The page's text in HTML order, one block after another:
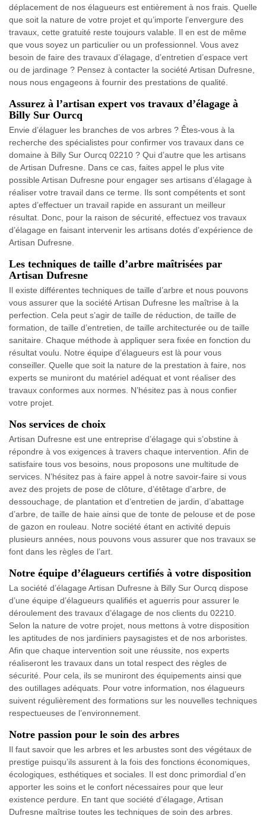
déplacement de nos élagueurs est entièrement à nos frais. Quelle
que soit la nature de votre projet et qu’importe l’envergure des
travaux, cette gratuité reste toujours valable. Il en est de même
que vous soyez un particulier ou un professionnel. Vous avez
besoin de faire des travaux d’élagage, d’entretien d’espace vert
ou de jardinage ? Pensez à contacter la société Artisan Dufresne,
nous nous engageons à fournir des prestations de qualité.
Assurez à l’artisan expert vos travaux d’élagage à
Billy Sur Ourcq
Envie d’élaguer les branches de vos arbres ? Êtes-vous à la
recherche des spécialistes pour confirmer vos travaux dans ce
domaine à Billy Sur Ourcq 02210 ? Qui d’autre que les artisans
de Artisan Dufresne. Dans ce cas, faites appel le plus vite
possible Artisan Dufresne pour engager ses artisans d’élagage à
réaliser votre travail dans ce terme. Ils sont compétents et sont
aptes d’effectuer un travail rapide en assurant un meilleur
résultat. Donc, pour la raison de sécurité, effectuez vos travaux
d’élagage en faisant intervenir les artisans dotés d’expérience de
Artisan Dufresne.
Les techniques de taille d’arbre maîtrisées par
Artisan Dufresne
Il existe différentes techniques de taille d’arbre et nous pouvons
vous assurer que la société Artisan Dufresne les maîtrise à la
perfection. Cela peut s’agir de taille de réduction, de taille de
formation, de taille d’entretien, de taille architecturée ou de taille
sanitaire. Chaque méthode à appliquer sera fixée en fonction du
résultat voulu. Notre équipe d’élagueurs est là pour vous
conseiller. Quelle que soit la nature de la prestation à faire, nos
experts se muniront du matériel adéquat et vont réaliser des
travaux conformes aux normes. N’hésitez pas à nous confier
votre projet.
Nos services de choix
Artisan Dufresne est une entreprise d’élagage qui s’obstine à
répondre à vos exigences à travers chaque intervention. Afin de
satisfaire tous vos besoins, nous proposons une multitude de
services. N’hésitez pas à faire appel à notre savoir-faire si vous
avez des projets de pose de clôture, d’étêtage d’arbre, de
dessouchage, de plantation et d’entretien de jardin, d’abattage
d’arbre, de taille de haie ainsi que de tonte de pelouse et de pose
de gazon en rouleau. Notre société étant en activité depuis
plusieurs années, nous pouvons vous assurer que nos travaux se
font dans les règles de l’art.
Notre équipe d’élagueurs certifiés à votre disposition
La société d’élagage Artisan Dufresne à Billy Sur Ourcq dispose
d’une équipe d’élagueurs qualifiés et aguerris pour assurer le
déroulement des travaux d’élagage de nos clients du 02210.
Selon la nature de votre projet, nous mettons à votre disposition
les aptitudes de nos jardiniers paysagistes et de nos arboristes.
Afin que chaque intervention soit une réussite, nos experts
réaliseront les travaux dans un total respect des règles de
sécurité. Pour cela, ils se muniront des équipements ainsi que
des outillages adéquats. Pour votre information, nos élagueurs
suivent régulièrement des formations sur les nouvelles techniques
respectueuses de l’environnement.
Notre passion pour le soin des arbres
Il faut savoir que les arbres et les arbustes sont des végétaux de
prestige puisqu’ils assurent à la fois des fonctions économiques,
écologiques, esthétiques et sociales. Il est donc primordial d’en
apporter les soins et le confort nécessaires pour que leur
existence perdure. En tant que société d’élagage, Artisan
Dufresne maîtrise toutes les techniques de soin des arbres.